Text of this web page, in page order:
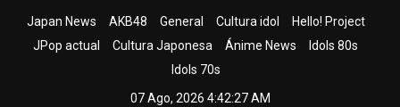
Japan News AKB48 General Cultura idol
Hello! Project
JPop actual
Cultura Japonesa Ánime News
Idols 80s
Idols 70s
07 Ago, 2026 4:42:28 AM